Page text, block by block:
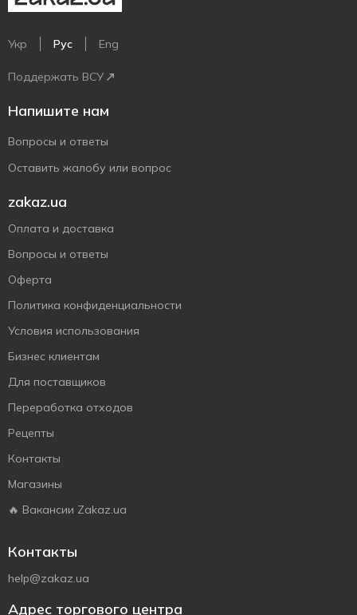
Укр Рус Eng
Поддержать ВСУ
Напишите нам
Вопросы и ответы
Оставить жалобу или вопрос
zakaz.ua
Оплата и доставка
Вопросы и ответы
Оферта
Политика конфиденциальности
Условия использования
Бизнес клиентам
Для поставщиков
Переработка отходов
Рецепты
Контакты
Магазины
🔥 Вакансии Zakaz.ua
Контакты
help@zakaz.ua
Адрес торгового центра